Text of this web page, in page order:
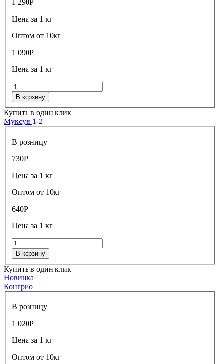
1 290Р
Цена за 1 кг
Оптом от 10кг
1 090Р
Цена за 1 кг
В корзину
Купить в один клик
Муксун 1-2
В розницу
730Р
Цена за 1 кг
Оптом от 10кг
640Р
Цена за 1 кг
В корзину
Купить в один клик
Новинка
Конгрио
В розницу
1 020Р
Цена за 1 кг
Оптом от 10кг